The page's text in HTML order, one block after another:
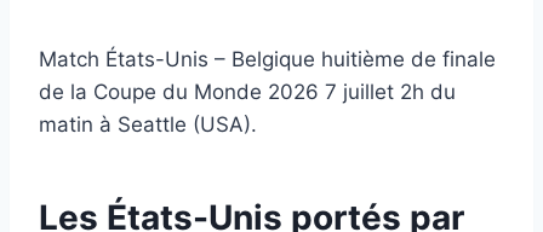
Match États-Unis – Belgique huitième de finale
de la Coupe du Monde 2026 7 juillet 2h du
matin à Seattle (USA).
Les États-Unis portés par